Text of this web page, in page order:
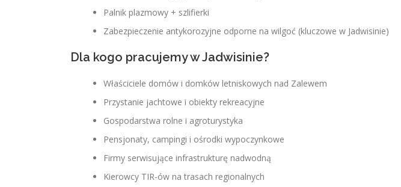
Palnik plazmowy + szlifierki
Zabezpieczenie antykorozyjne odporne na wilgoć (kluczowe w Jadwisinie)
Dla kogo pracujemy w Jadwisinie?
Właściciele domów i domków letniskowych nad Zalewem
Przystanie jachtowe i obiekty rekreacyjne
Gospodarstwa rolne i agroturystyka
Pensjonaty, campingi i ośrodki wypoczynkowe
Firmy serwisujące infrastrukturę nadwodną
Kierowcy TIR-ów na trasach regionalnych